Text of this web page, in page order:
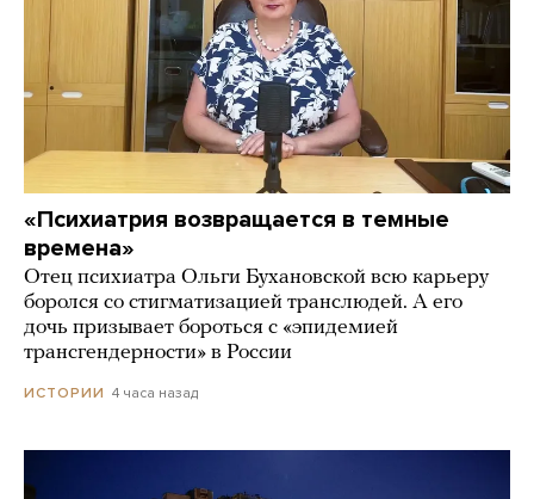
«Психиатрия возвращается в темные
времена»
Отец психиатра Ольги Бухановской всю карьеру
боролся со стигматизацией транслюдей. А его
дочь призывает бороться с «эпидемией
трансгендерности» в России
ИСТОРИИ 4 часа назад